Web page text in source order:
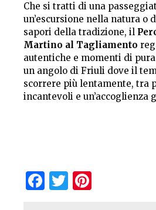
Che si tratti di una
un’escursione nella natura o
sapori della tradizione, il
Martino al Tagliamento
autentiche e momenti di
un angolo di Friuli dove il
scorrere più lentamente, tra
incantevoli e un’accoglienza
Facebook
Twitter